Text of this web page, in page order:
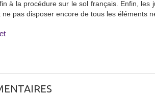
à la procédure sur le sol français. Enfin, les
ne pas disposer encore de tous les éléments